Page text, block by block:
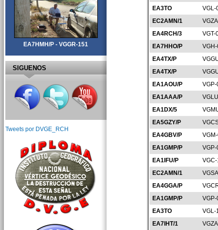
EA3TO
VGL-
EC2AMN/1
EA4RCH/3
VGT-
EA7HHO/P
EA4TX/P
EA4TX/P
EA1AOU/P
EA1AAA/P
EA1DX/5
EA5GZY/P
EA4GBV/P
EA1GMP/P
EA1IFU/P
EC2AMN/1
EA4GGA/P
EA1GMP/P
EA3TO
VGL-
EA7IHT/1
EA7HMH/P - VGGR-151
SIGUENOS
Tweets por DVGE_RCH